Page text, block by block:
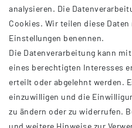
INFORMATIONEN
AGB
Impressum
Datenschutzerklärung
Widerrufsrecht
Barrierefreiheit
analysieren. Die
Cookies. Wir teilen diese
Einstellungen benennen.
Die Datenverarbeitung kann
eines berechtigten Interesses
erteilt oder abgelehnt werden.
einzuwilligen und die
zu ändern oder zu widerrufen.
und weitere Hinweise zur